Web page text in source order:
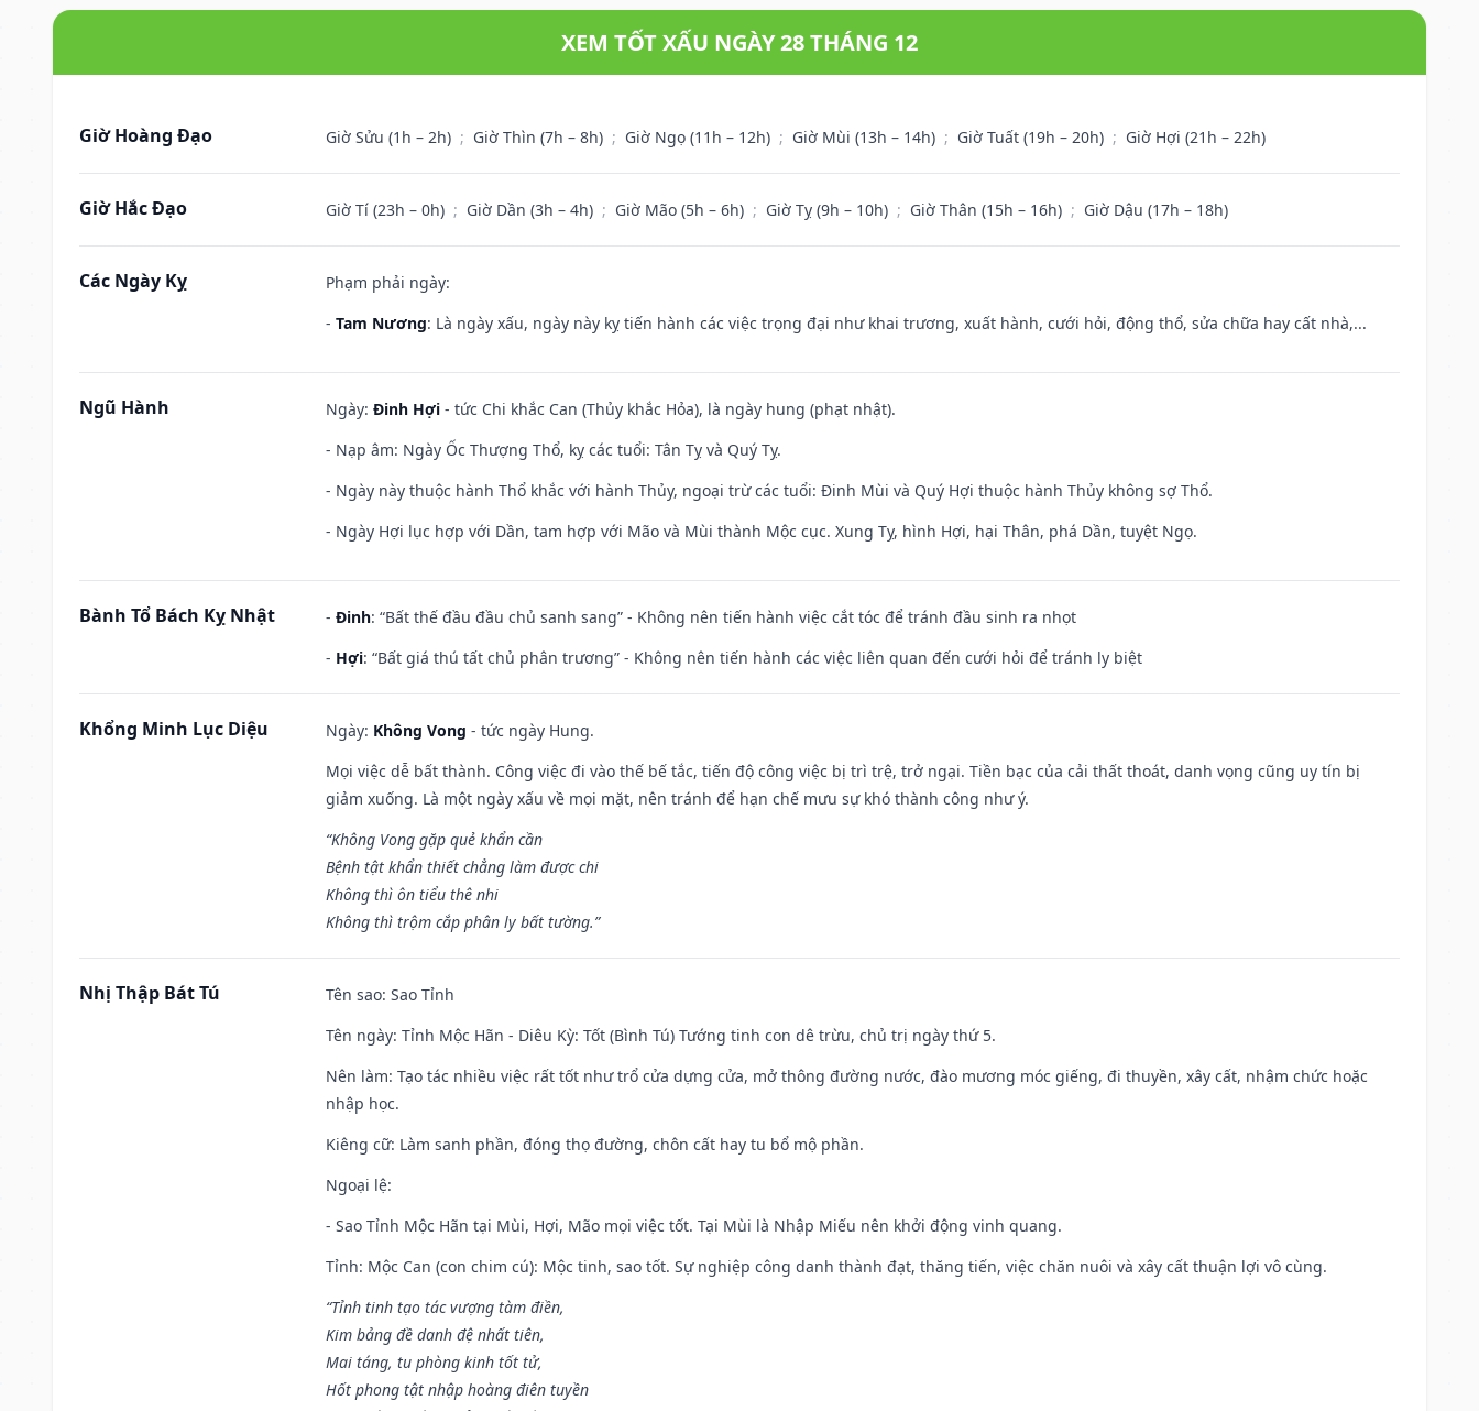
XEM TỐT XẤU NGÀY 28 THÁNG 12
Giờ Hoàng Đạo Giờ Sửu (1h – 2h) ; Giờ Thìn (7h – 8h) ; Giờ Ngọ (11h – 12h) ; Giờ Mùi (13h – 14h) ; Giờ Tuất (19h – 20h) ; Giờ Hợi (21h – 22h)
Giờ Hắc Đạo Giờ Tí (23h – 0h) ; Giờ Dần (3h – 4h) ; Giờ Mão (5h – 6h) ; Giờ Tỵ (9h – 10h) ; Giờ Thân (15h – 16h) ; Giờ Dậu (17h – 18h)
Các Ngày Kỵ
Phạm phải ngày:
- Tam Nương: Là ngày xấu, ngày này kỵ tiến hành các việc trọng đại như khai trương, xuất hành, cưới hỏi, động thổ, sửa chữa hay cất nhà,...
Ngũ Hành Ngày: Đinh Hợi - tức Chi khắc Can (Thủy khắc Hỏa), là ngày hung (phạt nhật).
- Nạp âm: Ngày Ốc Thượng Thổ, kỵ các tuổi: Tân Tỵ và Quý Tỵ.
- Ngày này thuộc hành Thổ khắc với hành Thủy, ngoại trừ các tuổi: Đinh Mùi và Quý Hợi thuộc hành Thủy không sợ Thổ.
- Ngày Hợi lục hợp với Dần, tam hợp với Mão và Mùi thành Mộc cục. Xung Tỵ, hình Hợi, hại Thân, phá Dần, tuyệt Ngọ.
Bành Tổ Bách Kỵ Nhật - Đinh: “Bất thế đầu đầu chủ sanh sang” - Không nên tiến hành việc cắt tóc để tránh đầu sinh ra nhọt
- Hợi: “Bất giá thú tất chủ phân trương” - Không nên tiến hành các việc liên quan đến cưới hỏi để tránh ly biệt
Khổng Minh Lục Diệu Ngày: Không Vong - tức ngày Hung.
Mọi việc dễ bất thành. Công việc đi vào thế bế tắc, tiến độ công việc bị trì trệ, trở ngại. Tiền bạc của cải thất thoát, danh vọng cũng uy tín bị
giảm xuống. Là một ngày xấu về mọi mặt, nên tránh để hạn chế mưu sự khó thành công như ý.
“Không Vong gặp quẻ khẩn cần
Bệnh tật khẩn thiết chẳng làm được chi
Không thì ôn tiểu thê nhi
Không thì trộm cắp phân ly bất tường.”
Nhị Thập Bát Tú Tên sao: Sao Tỉnh
Tên ngày: Tỉnh Mộc Hãn - Diêu Kỳ: Tốt (Bình Tú) Tướng tinh con dê trừu, chủ trị ngày thứ 5.
Nên làm: Tạo tác nhiều việc rất tốt như trổ cửa dựng cửa, mở thông đường nước, đào mương móc giếng, đi thuyền, xây cất, nhậm chức hoặc
nhập học.
Kiêng cữ: Làm sanh phần, đóng thọ đường, chôn cất hay tu bổ mộ phần.
Ngoại lệ:
- Sao Tỉnh Mộc Hãn tại Mùi, Hợi, Mão mọi việc tốt. Tại Mùi là Nhập Miếu nên khởi động vinh quang.
Tỉnh: Mộc Can (con chim cú): Mộc tinh, sao tốt. Sự nghiệp công danh thành đạt, thăng tiến, việc chăn nuôi và xây cất thuận lợi vô cùng.
“Tỉnh tinh tạo tác vượng tàm điền,
Kim bảng đề danh đệ nhất tiên,
Mai táng, tu phòng kinh tốt tử,
Hốt phong tật nhập hoàng điên tuyền